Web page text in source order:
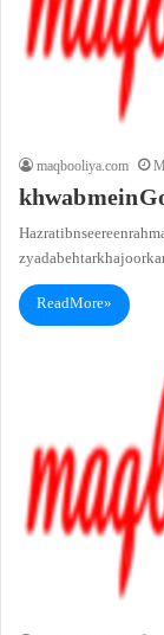
maqbooliya.com
khwab mein
Hazrat ibn seereen
zyada behtar khajoor
Read More »